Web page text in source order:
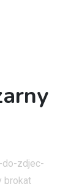
zdjec-
brokat